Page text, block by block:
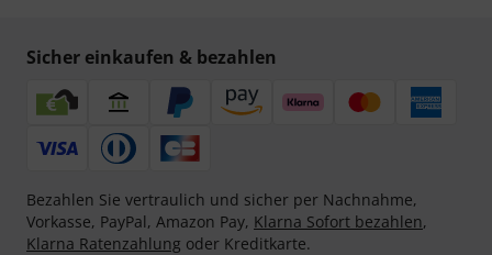
Sicher einkaufen & bezahlen
Bezahlen Sie vertraulich und sicher per Nachnahme,
Vorkasse, PayPal, Amazon Pay, Klarna Sofort bezahlen,
Klarna Ratenzahlung oder Kreditkarte.